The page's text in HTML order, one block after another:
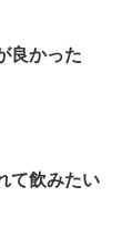
良かった
て飲みたい